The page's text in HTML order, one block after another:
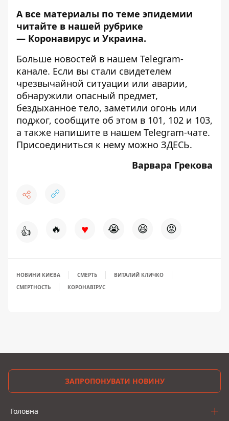
А все материалы по теме эпидемии
читайте в нашей рубрике
— Коронавирус и Украина.
Больше новостей в нашем Telegram-
канале. Если вы стали свидетелем
чрезвычайной ситуации или аварии,
обнаружили опасный предмет,
бездыханное тело, заметили огонь или
поджог, сообщите об этом в 101, 102 и 103,
а также напишите в нашем Telegram-чате.
Присоединиться к нему можно ЗДЕСЬ.
Варвара Грекова
👍 🔥 ♥ 😭 😆 😡
НОВИНИ КИЄВА СМЕРТЬ
ВИТАЛИЙ КЛИЧКО
СМЕРТНОСТЬ
КОРОНАВІРУС
ЗАПРОПОНУВАТИ НОВИНУ
Головна